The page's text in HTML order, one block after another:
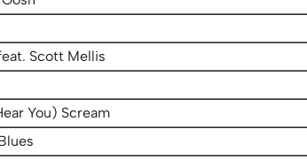
Scott Mellis
You) Scream